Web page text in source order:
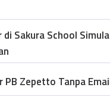
di Sakura School
PB Zepetto Tanpa